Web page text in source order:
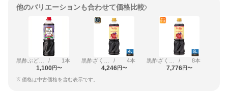
他のバリエーションも合わせて価格比較
/ 1本
1,100円〜
/ 4本
4,246円〜
/ 8本
7,776円〜
※ 価格は中古価格を含む表示です。